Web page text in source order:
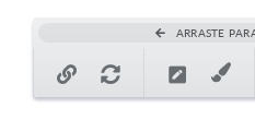
ARRASTE